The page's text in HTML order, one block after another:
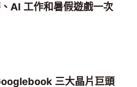
AI 工作和暑假遊戲一次
三大晶片巨頭